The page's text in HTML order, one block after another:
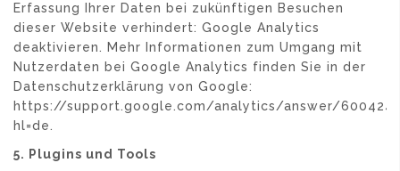
Erfassung Ihrer Daten bei zukünftigen Besuchen
dieser Website verhindert: Google Analytics
deaktivieren. Mehr Informationen zum Umgang mit
Nutzerdaten bei Google Analytics finden Sie in der
Datenschutzerklärung von Google:
https://support.google.com/analytics/answer/
hl=de.
5. Plugins und Tools